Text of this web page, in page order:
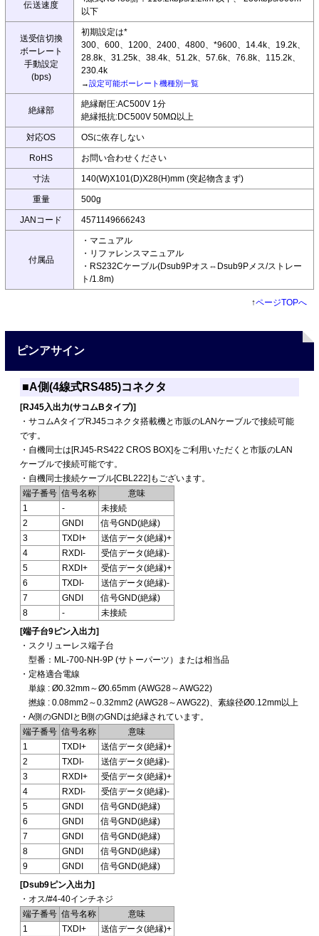
伝送速度
以下
送受信切換
ボーレート
手動設定
(bps)
初期設定は*
300、600、1200、2400、4800、*9600、14.4k、19.2k、
28.8k、31.25k、38.4k、51.2k、57.6k、76.8k、115.2k、
230.4k
→設定可能ボーレート機種別一覧
絶縁部
絶縁耐圧:AC500V 1分
絶縁抵抗:DC500V 50MΩ以上
対応OS OSに依存しない
RoHS お問い合わせください
寸法 140(W)X101(D)X28(H)mm (突起物含まず)
重量 500g
JANコード 4571149666243
付属品
・マニュアル
・リファレンスマニュアル
・RS232Cケーブル(Dsub9Pオス⇔Dsub9Pメス/ストレー
ト/1.8m)
↑ページTOPへ
ピンアサイン
■A側(4線式RS485)コネクタ
[RJ45入出力(サコムBタイプ)]
・サコムAタイプRJ45コネクタ搭載機と市販のLANケーブルで接続可能
です。
・自機同士は[RJ45-RS422 CROS BOX]をご利用いただくと市販のLAN
ケーブルで接続可能です。
・自機同士接続ケーブル[CBL222]もございます。
端子番号 信号名称
意味
1
-
未接続
2
GNDI
信号GND(絶縁)
3
TXDI+
送信データ(絶縁)+
4
RXDI-
受信データ(絶縁)-
5
RXDI+
受信データ(絶縁)+
6
TXDI-
送信データ(絶縁)-
7
GNDI
信号GND(絶縁)
8
-
未接続
[端子台9ピン入出力]
・スクリューレス端子台
型番：ML-700-NH-9P (サトーパーツ）または相当品
・定格適合電線
単線 : Ø0.32mm～Ø0.65mm (AWG28～AWG22)
撚線 : 0.08mm2～0.32mm2 (AWG28～AWG22)、素線径Ø0.12mm以上
・A側のGNDIとB側のGNDは絶縁されています。
端子番号 信号名称
意味
1
TXDI+
送信データ(絶縁)+
2
TXDI-
送信データ(絶縁)-
3
RXDI+
受信データ(絶縁)+
4
RXDI-
受信データ(絶縁)-
5
GNDI
信号GND(絶縁)
6
GNDI
信号GND(絶縁)
7
GNDI
信号GND(絶縁)
8
GNDI
信号GND(絶縁)
9
GNDI
信号GND(絶縁)
[Dsub9ピン入出力]
・オス/#4-40インチネジ
端子番号 信号名称
意味
1
TXDI+
送信データ(絶縁)+